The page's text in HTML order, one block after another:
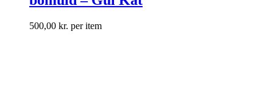
500,00 kr. per item